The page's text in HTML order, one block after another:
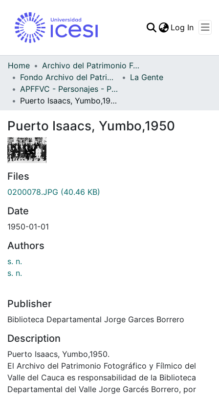
Statistics
Log In
Home
Archivo del Patrimonio Fotográfico y Fílmico del Valle del Cauca
Fondo Archivo del Patrimonio Fotográfico y Fílmico del Valle del Cauca
La Gente
APFFVC - Personajes - Patrimonial
Puerto Isaacs, Yumbo,1950
Puerto Isaacs, Yumbo,1950
Files
0200078.JPG (40.46 KB)
Date
1950-01-01
Authors
s. n.
s. n.
Publisher
Biblioteca Departamental Jorge Garces Borrero
Description
Puerto Isaacs, Yumbo,1950.
El Archivo del Patrimonio Fotográfico y Fílmico del
Valle del Cauca es responsabilidad de la Biblioteca
Departamental del Valle Jorge Garcés Borrero, por